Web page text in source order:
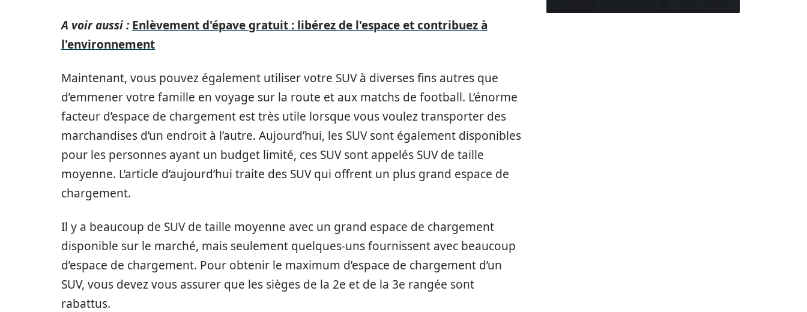
A voir aussi : Enlèvement d'épave gratuit : libérez de l'espace et contribuez à
l'environnement
Maintenant, vous pouvez également utiliser votre SUV à diverses fins autres que
d’emmener votre famille en voyage sur la route et aux matchs de football. L’énorme
facteur d’espace de chargement est très utile lorsque vous voulez transporter des
marchandises d’un endroit à l’autre. Aujourd’hui, les SUV sont également disponibles
pour les personnes ayant un budget limité, ces SUV sont appelés SUV de taille
moyenne. L’article d’aujourd’hui traite des SUV qui offrent un plus grand espace de
chargement.
Il y a beaucoup de SUV de taille moyenne avec un grand espace de chargement
disponible sur le marché, mais seulement quelques-uns fournissent avec beaucoup
d’espace de chargement. Pour obtenir le maximum d’espace de chargement d’un
SUV, vous devez vous assurer que les sièges de la 2e et de la 3e rangée sont
rabattus.